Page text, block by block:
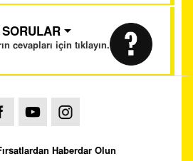
cevapları için tıklayın.
Haberdar Olun